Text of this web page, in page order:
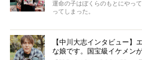
た。さらには、治療後3年間は
いいます。
この事実はフレンチブルドッグ
太郎のオーナーである佐藤さん
アについて詳しくお話しをうか
運命の子はぼくらのもとにやっ
ってしまった。
り添いたいと思う。
その悲しみをいますぐ解消する
【中川大志インタビュー】
な娘です。国宝級イケメン